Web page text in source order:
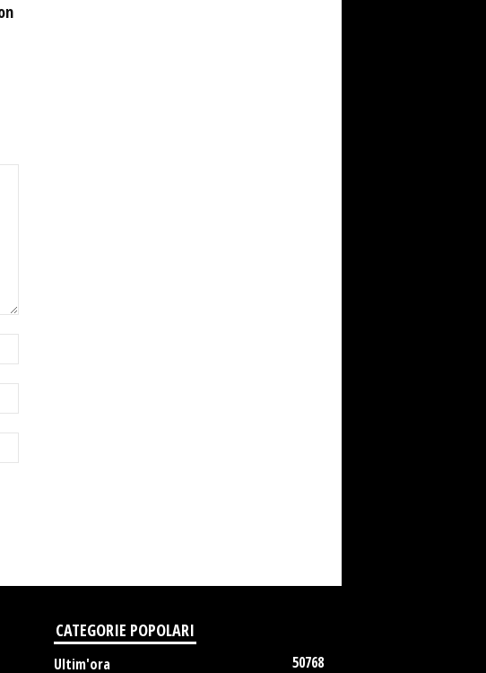
CATEGORIE POPOLARI
Ultim'ora 50768